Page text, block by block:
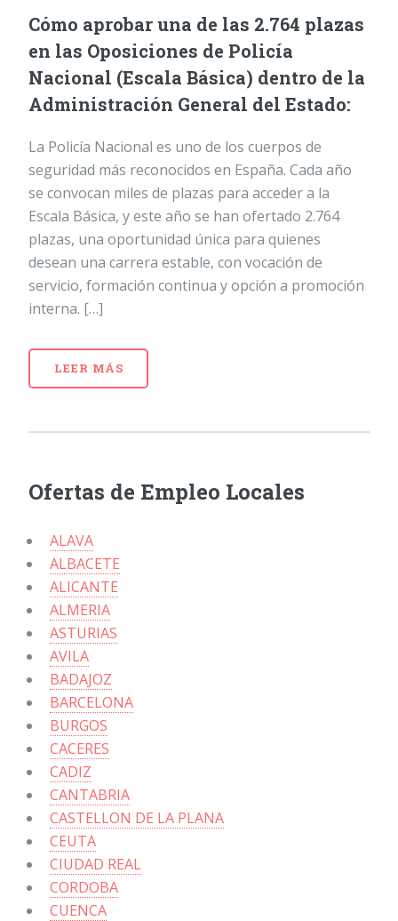
Cómo aprobar una de las 2.764 plazas
en las Oposiciones de Policía
Nacional (Escala Básica) dentro de la
Administración General del Estado:
La Policía Nacional es uno de los cuerpos de
seguridad más reconocidos en España. Cada año
se convocan miles de plazas para acceder a la
Escala Básica, y este año se han ofertado 2.764
plazas, una oportunidad única para quienes
desean una carrera estable, con vocación de
servicio, formación continua y opción a promoción
interna. […]
LEER MÁS
Ofertas de Empleo Locales
ALAVA
ALBACETE
ALICANTE
ALMERIA
ASTURIAS
AVILA
BADAJOZ
BARCELONA
BURGOS
CACERES
CADIZ
CANTABRIA
CASTELLON DE LA PLANA
CEUTA
CIUDAD REAL
CORDOBA
CUENCA